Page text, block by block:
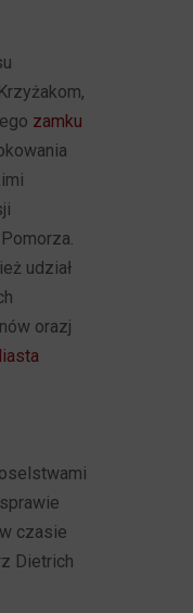
zamku
udział
orazj
czasie
Dietrich